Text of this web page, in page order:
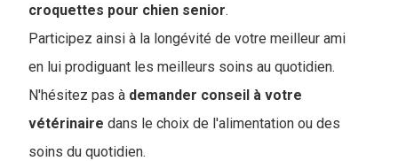
croquettes pour chien senior.
Participez ainsi à la longévité de votre meilleur ami
en lui prodiguant les meilleurs soins au quotidien.
N'hésitez pas à demander conseil à votre
vétérinaire dans le choix de l'alimentation ou des
soins du quotidien.